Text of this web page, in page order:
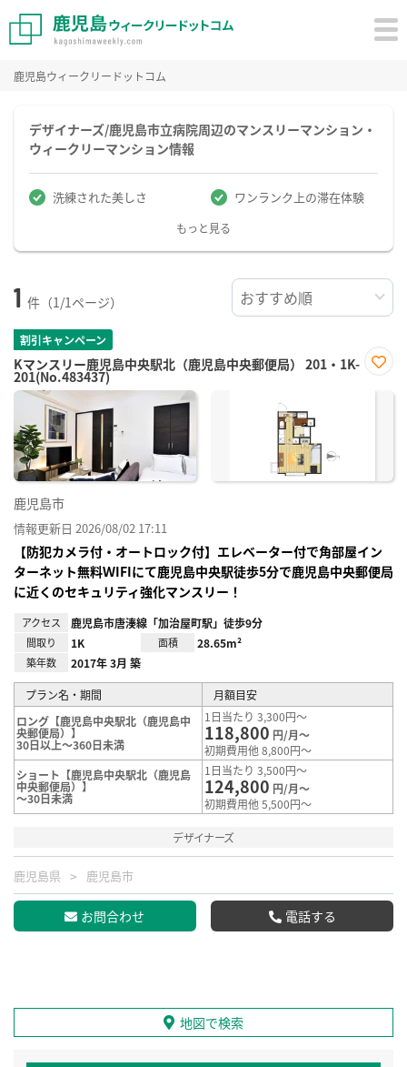
鹿児島ウィークリードットコム
デザイナーズ/鹿児島市立病院周辺のマンスリーマンション・
ウィークリーマンション情報
洗練された美しさ ワンランク上の滞在体験
もっと見る
1 件（1/1ページ）
割引キャンペーン
Kマンスリー鹿児島中央駅北（鹿児島中央郵便局） 201・1K-
201(No.483437)
に入
鹿児島市
情報更新日 2026/08/02 17:11
【防犯カメラ付・オートロック付】エレベーター付で角部屋イン
ターネット無料ＷIFIにて鹿児島中央駅徒歩5分で鹿児島中央郵便局
に近くのセキュリティ強化マンスリー！
アクセス 鹿児島市唐湊線「加治屋町駅」徒歩9分
間取り 1K 面積 28.65m²
築年数 2017年 3月 築
プラン名・期間
月額目安
ロング【鹿児島中央駅北（鹿児島中
央郵便局）】
30日以上～360日未満
1日当たり 3,300円～
118,800 円/月～
初期費用他 8,800円～
ショート【鹿児島中央駅北（鹿児島
中央郵便局）】
～30日未満
1日当たり 3,500円～
124,800 円/月～
初期費用他 5,500円～
デザイナーズ
鹿児島県 鹿児島市
お問合わせ 電話する
地図で検索